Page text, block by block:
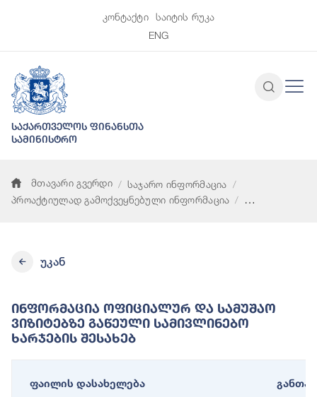
კონტაქტი
საიტის რუკა
ENG
საქართველოს ფინანსთა
სამინისტრო
მთავარი გვერდი
საჯარო ინფორმაცია
პროაქტიულად გამოქვეყნებული ინფორმაცია
უკან
Ინფორმაცია Ოფიციალურ Და Სამუშაო
Ვიზიტებზე Გაწეული Სამივლინებო
Ხარჯების Შესახებ
ფაილის დასახელება